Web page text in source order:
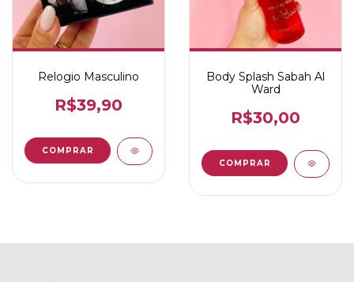
Relogio Masculino
R$39,90
Body Splash Sabah Al
Ward
R$30,00